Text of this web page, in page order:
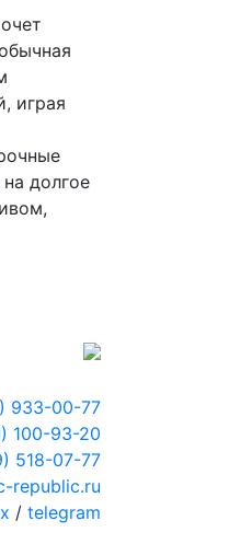
играя
долгое
933-00-77
100-93-20
518-07-77
republic.ru
/ telegram